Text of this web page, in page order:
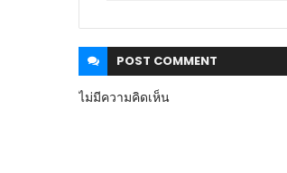
POST COMMENT
ไม่มีความคิดเห็น